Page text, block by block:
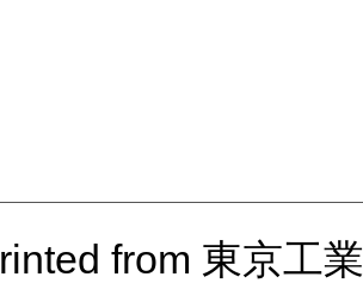
from 東京工